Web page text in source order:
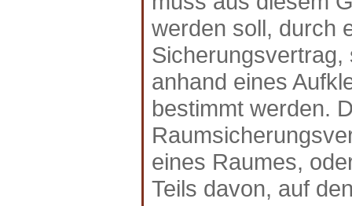
werden soll, durch
anhand eines
bestimmt werden.
eines Raumes,
Teils davon, auf